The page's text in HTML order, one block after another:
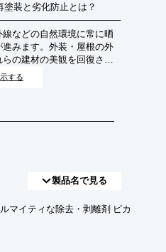
装と劣化防止とは？
などの自然環境に常に晒
みます。外装・屋根の外
の建材の美観を回復さ
期にわたって保護するた
する
製品名で見る
マイティな除去・剥離剤 ピカ